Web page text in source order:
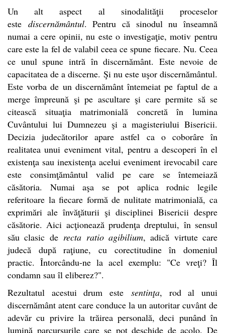
Un alt aspect al sinodalităţii proceselor
este discernământul. Pentru că sinodul nu înseamnă
numai a cere opinii, nu este o investigaţie, motiv pentru
care este la fel de valabil ceea ce spune fiecare. Nu. Ceea
ce unul spune intră în discernământ. Este nevoie de
capacitatea de a discerne. Şi nu este uşor discernământul.
Este vorba de un discernământ întemeiat pe faptul de a
merge împreună şi pe ascultare şi care permite să se
citească situaţia matrimonială concretă în lumina
Cuvântului lui Dumnezeu şi a magisteriului Bisericii.
Decizia judecătorilor apare astfel ca o coborâre în
realitatea unui eveniment vital, pentru a descoperi în el
existenţa sau inexistenţa acelui eveniment irevocabil care
este consimţământul valid pe care se întemeiază
căsătoria. Numai aşa se pot aplica rodnic legile
referitoare la fiecare formă de nulitate matrimonială, ca
exprimări ale învăţăturii şi disciplinei Bisericii despre
căsătorie. Aici acţionează prudenţa dreptului, în sensul
său clasic de recta ratio agibilium, adică virtute care
judecă după raţiune, cu corectitudine în domeniul
practic. Întorcându-ne la acel exemplu: "Ce vreţi? Îl
condamn sau îl eliberez?".
Rezultatul acestui drum este sentinţa, rod al unui
discernământ atent care conduce la un autoritar cuvânt de
adevăr cu privire la trăirea personală, deci punând în
lumină parcursurile care se pot deschide de acolo. De